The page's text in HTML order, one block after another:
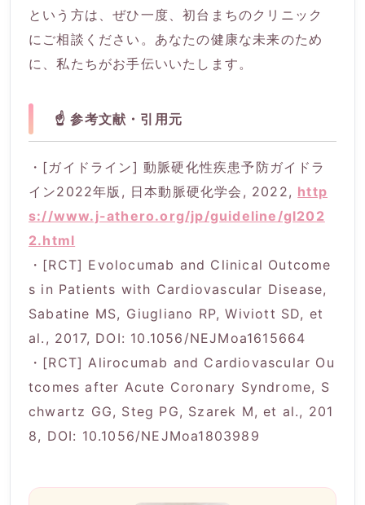
という方は、ぜひ一度、初台まちのクリニック
にご相談ください。あなたの健康な未来のため
に、私たちがお手伝いいたします。
☝️ 参考文献・引用元
・[ガイドライン] 動脈硬化性疾患予防ガイドラ
イン2022年版, 日本動脈硬化学会, 2022, http
s://www.j-athero.org/jp/guideline/gl202
2.html
・[RCT] Evolocumab and Clinical Outcome
s in Patients with Cardiovascular Disease,
Sabatine MS, Giugliano RP, Wiviott SD, et
al., 2017, DOI: 10.1056/NEJMoa1615664
・[RCT] Alirocumab and Cardiovascular Ou
tcomes after Acute Coronary Syndrome, S
chwartz GG, Steg PG, Szarek M, et al., 201
8, DOI: 10.1056/NEJMoa1803989